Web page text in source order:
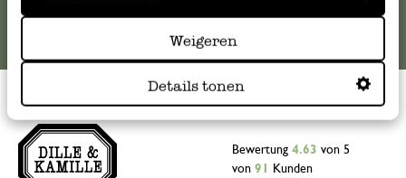
Weigeren
Details tonen
Bewertung 4.63 von 5
von 91 Kunden